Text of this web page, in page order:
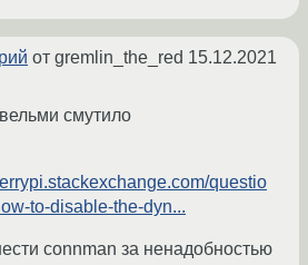
от gremlin_the_red 15.12.2021
смутило
questio
to-disable-the-dyn...
connman за ненадобностью